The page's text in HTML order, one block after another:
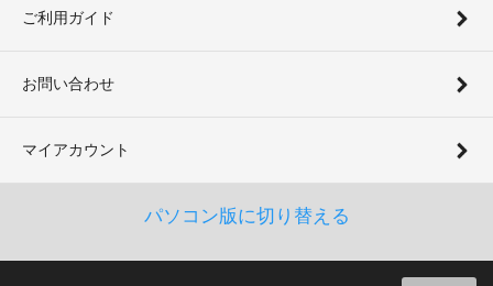
ご利用ガイド
お問い合わせ
マイアカウント
パソコン版に切り替える